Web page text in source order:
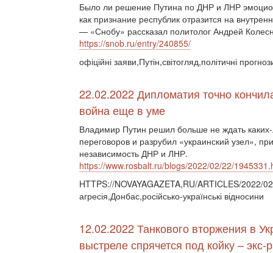
Было ли решение Путина по ДНР и ЛНР
как признание республик отразится на
— «Снобу» рассказал политолог Андрей
https://snob.ru/entry/240855/
офіційні заяви,Путін,світогляд,політичні
22.02.2022 Дипломатия точно
война еще в уме
Владимир Путин решил больше не ждать
переговоров и разрубил «украинский узел»,
независимость ДНР и ЛНР.
https://www.rosbalt.ru/blogs/2022/02/22/
HTTPS://NOVAYAGAZETA,RU/ARTICLES/2022/
агресія,Донбас,російсько-українські відносини
12.02.2022 Танкового вторжения в
выстреле спрячется под койку – экс-